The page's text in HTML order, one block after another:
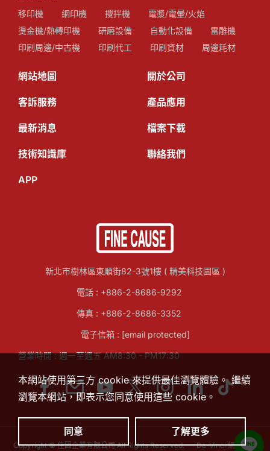
移印機 網印機 攪拌機
電漿/電暈/火焰
燙金機/熱轉印機
研磨設備 自動化設備
雷雕機
印刷周邊/中古機
印刷代工 印刷資材 周邊耗材
網站地圖 關於公司
客訴服務 產品應用
最新消息 檔案下載
技術知識庫 聯絡我們
APP
新北市樹林區東順街82-3號1樓 ( 精美科技園區 )
電話 : +886-2-8686-9292
傳真 : +886-2-8686-3352
電子信箱 : [email protected]
營業時間 : 週一至週五 AM8:30 - PM17:30
Copyright © 佳因企業有限公司 All Rights Reserved. Da-Vinci網頁設計
本網站使用第三方 cookie 來提供最佳瀏覽體驗。 繼續
瀏覽本網站，即表示您同意使用這些 cookie。
同意 了解更多